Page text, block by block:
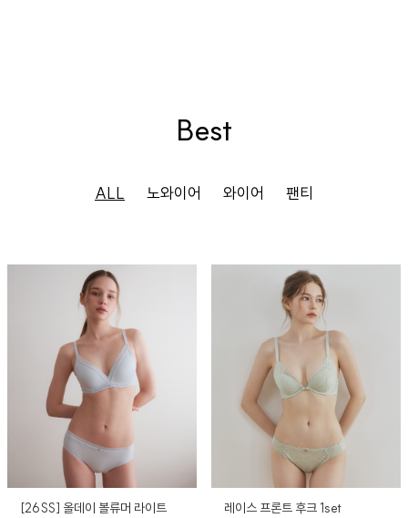
Best
ALL 노와이어 와이어 팬티
[26SS] 올데이 볼류머 라이트
레이스 프론트 후크 1set